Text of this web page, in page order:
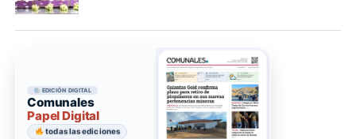
EDICIÓN DIGITAL
Comunales
Papel Digital
todas las ediciones